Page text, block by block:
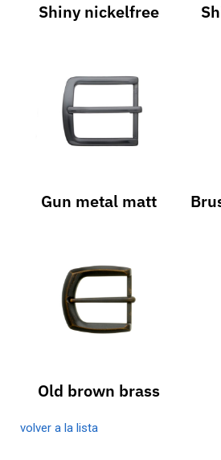
Shiny nickelfree
Gun metal matt
Old brown brass
volver a la lista